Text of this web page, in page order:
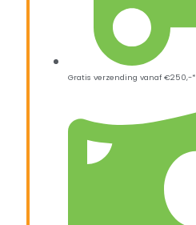
Gratis verzending vanaf €250,-*